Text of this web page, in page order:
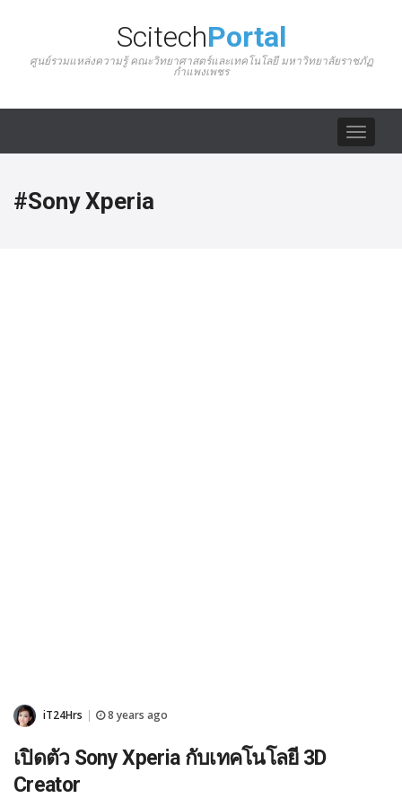
ScitechPortal
ศูนย์รวมแหล่งความรู้ คณะวิทยาศาสตร์และเทคโนโลยี มหาวิทยาลัยราชภัฏ
กำแพงเพชร
Toggle
#Sony Xperia
iT24Hrs 8 years ago
เปิดตัว Sony Xperia กับเทคโนโลยี 3D
Creator